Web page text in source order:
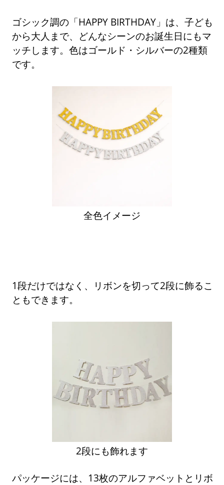
ゴシック調の「HAPPY BIRTHDAY」は、子ども
から大人まで、どんなシーンのお誕生日にもマ
ッチします。色はゴールド・シルバーの2種類
です。
全色イメージ
1段だけではなく、リボンを切って2段に飾るこ
ともできます。
2段にも飾れます
パッケージには、13枚のアルファベットとリボ